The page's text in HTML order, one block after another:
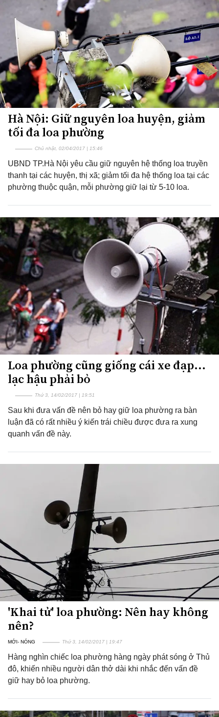
Hà Nội: Giữ nguyên loa huyện, giảm
tối đa loa phường
Chủ nhật, 02/04/2017 | 15:46
UBND TP.Hà Nội yêu cầu giữ nguyên hệ thống loa truyền
thanh tại các huyện, thị xã; giảm tối đa hệ thống loa tại các
phường thuộc quận, mỗi phường giữ lại từ 5-10 loa.
Loa phường cũng giống cái xe đạp...
lạc hậu phải bỏ
Thứ 3, 14/02/2017 | 19:51
Sau khi đưa vấn đề nên bỏ hay giữ loa phường ra bàn
luận đã có rất nhiều ý kiến trái chiều được đưa ra xung
quanh vấn đề này.
'Khai tử' loa phường: Nên hay không
nên?
MỚI- NÓNG Thứ 3, 14/02/2017 | 19:47
Hàng nghìn chiếc loa phường hàng ngày phát sóng ở Thủ
đô, khiến nhiều người dân thở dài khi nhắc đến vấn đề
giữ hay bỏ loa phường.